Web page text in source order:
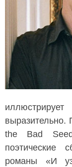
выразительно.
the Bad
поэтические
романы «И